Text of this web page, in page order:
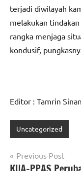
terjadi diwilayah
melakukan
rangka menjaga
kondusif,
Editor : Tamrin
Uncategorized
Navigasi
Previous Post